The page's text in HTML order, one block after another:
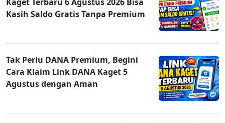
Kasih Saldo Gratis Tanpa Premium
Tak Perlu DANA Premium, Begini
Cara Klaim Link DANA Kaget 5
Agustus dengan Aman